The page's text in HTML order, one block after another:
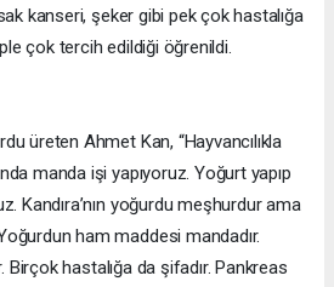
kanseri, şeker gibi pek çok hastalığa
çok tercih edildiği öğrenildi.
üreten Ahmet Kan, “Hayvancılıkla
manda işi yapıyoruz. Yoğurt yapıp
Kandıra’nın yoğurdu meşhurdur ama
ham maddesi mandadır.
Birçok hastalığa da şifadır. Pankreas